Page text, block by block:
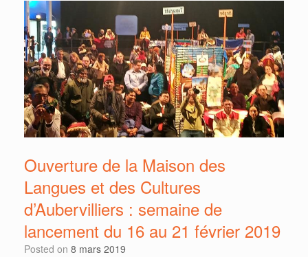
Ouverture de la Maison des
Langues et des Cultures
d’Aubervilliers : semaine de
lancement du 16 au 21 février 2019
Posted on 8 mars 2019